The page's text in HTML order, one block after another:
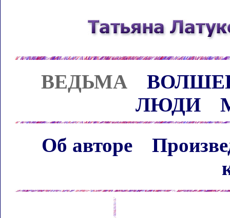
ВЕДЬМА
ЛЮДИ
Об авторе